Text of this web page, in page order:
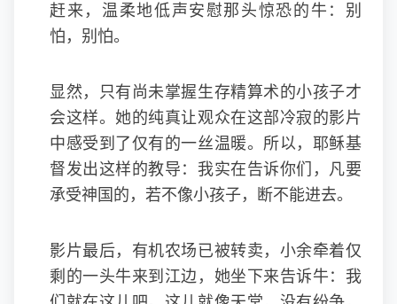
赶来，温柔地低声安慰那头惊恐的牛：别
怕，别怕。
显然，只有尚未掌握生存精算术的小孩子才
会这样。她的纯真让观众在这部冷寂的影片
中感受到了仅有的一丝温暖。所以，耶稣基
督发出这样的教导：我实在告诉你们，凡要
承受神国的，若不像小孩子，断不能进去。
影片最后，有机农场已被转卖，小余牵着仅
剩的一头牛来到江边，她坐下来告诉牛：我